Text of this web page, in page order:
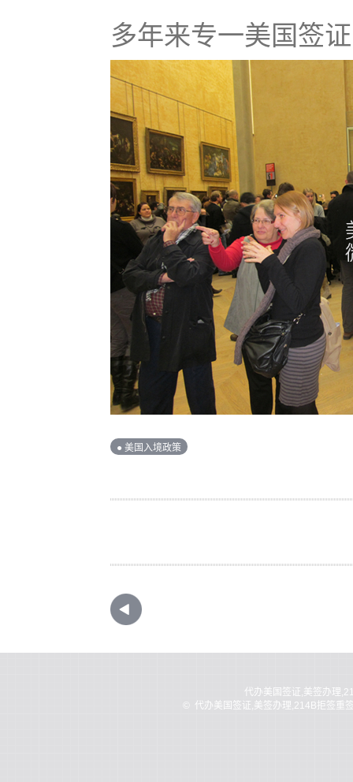
多年来专一美国签
● 美国入境政策
代办美国签证,美签办理
代办美国签证,美签办理,214B拒签重